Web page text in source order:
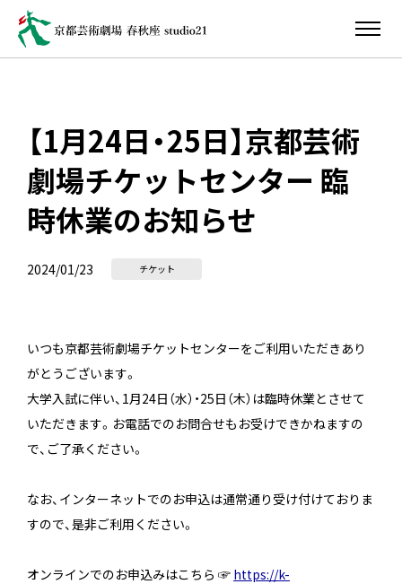
【1月24日・25日】京都芸術
劇場チケットセンター 臨
時休業のお知らせ
2024/01/23 チケット
いつも京都芸術劇場チケットセンターをご利用いただきあり
がとうございます。
大学入試に伴い、1月24日（水）・25日（木）は臨時休業とさせて
いただきます。お電話でのお問合せもお受けできかねますの
で、ご了承ください。
なお、インターネットでのお申込は通常通り受け付けておりま
すので、是非ご利用ください。
オンラインでのお申込みはこちら ☞ https://k-